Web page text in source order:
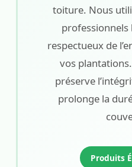
toiture. Nous
professionnels
respectueux de
vos
préserve
prolonge la
Produits